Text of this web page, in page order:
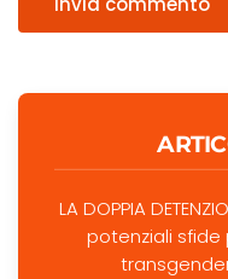
LA DOPPIA
potenziali sfide